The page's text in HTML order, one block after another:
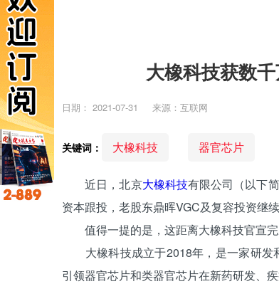
大橡科技获数
日期： 2021-07-31 来源：互联网
关键词： 大橡科技 器官芯片
近日，北京大橡科技有限公司（以下
资本跟投，老股东鼎晖VGC及复容投资继续
值得一提的是，这距离大橡科技官宣完
大橡科技成立于2018年，是一家研发
引领器官芯片和类器官芯片在新药研发、